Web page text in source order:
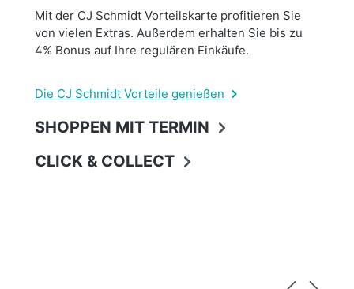
Mit der CJ Schmidt Vorteilskarte profitieren Sie
von vielen Extras. Außerdem erhalten Sie bis zu
4% Bonus auf Ihre regulären Einkäufe.
Die CJ Schmidt Vorteile genießen
SHOPPEN MIT TERMIN
CLICK & COLLECT